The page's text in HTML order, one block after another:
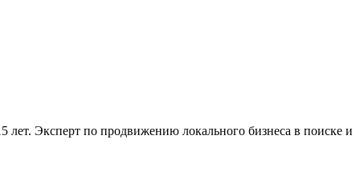
лет. Эксперт по продвижению локального бизнеса в поиске и